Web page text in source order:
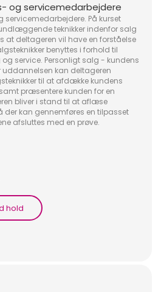
og servicemedarbejdere
På kurset
teknikker indenfor salg
at deltageren vil have en forståelse
benyttes i forhold til
service. Personligt salg - kundens
uddannelsen kan deltageren
til at afdække kundens
præsentere kunden for en
bliver i stand til at aflæse
der kan gennemføres en tilpasset
afsluttes med en prøve.
hold